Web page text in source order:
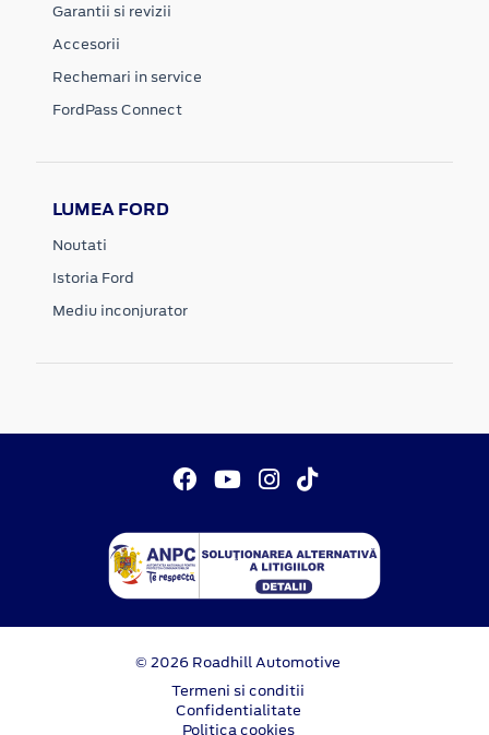
Garantii si revizii
Accesorii
Rechemari in service
FordPass Connect
LUMEA FORD
Noutati
Istoria Ford
Mediu inconjurator
© 2026 Roadhill Automotive
Termeni si conditii
Confidentialitate
Politica cookies